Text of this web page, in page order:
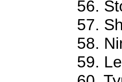
56.
57.
58.
59.